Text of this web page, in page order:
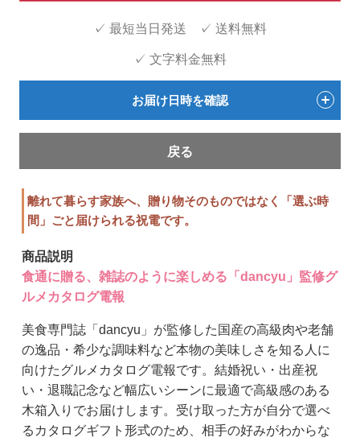
離れて暮らす家族へ、贈り物そのものではなく「選ぶ時
間」ごと届けられる祝電です。
商品説明
食通に贈る、雑誌のように楽しめる「dancyu」監修グ
ルメカタログ電報
美食専門誌「dancyu」が監修した国産の高級肉や老舗
の逸品・希少な調味料など本物の美味しさを知る人に
向けたグルメカタログ電報です。結婚祝い・出産祝
い・退職記念など幅広いシーンに最適で高級感のある
木箱入りでお届けします。受け取った方が自分で選べ
るカタログギフト形式のため、相手の好みがわからな
✓ 最短当日発送 ✓ 送料無料
✓ 文字料金無料
お届け日時を確認
戻る